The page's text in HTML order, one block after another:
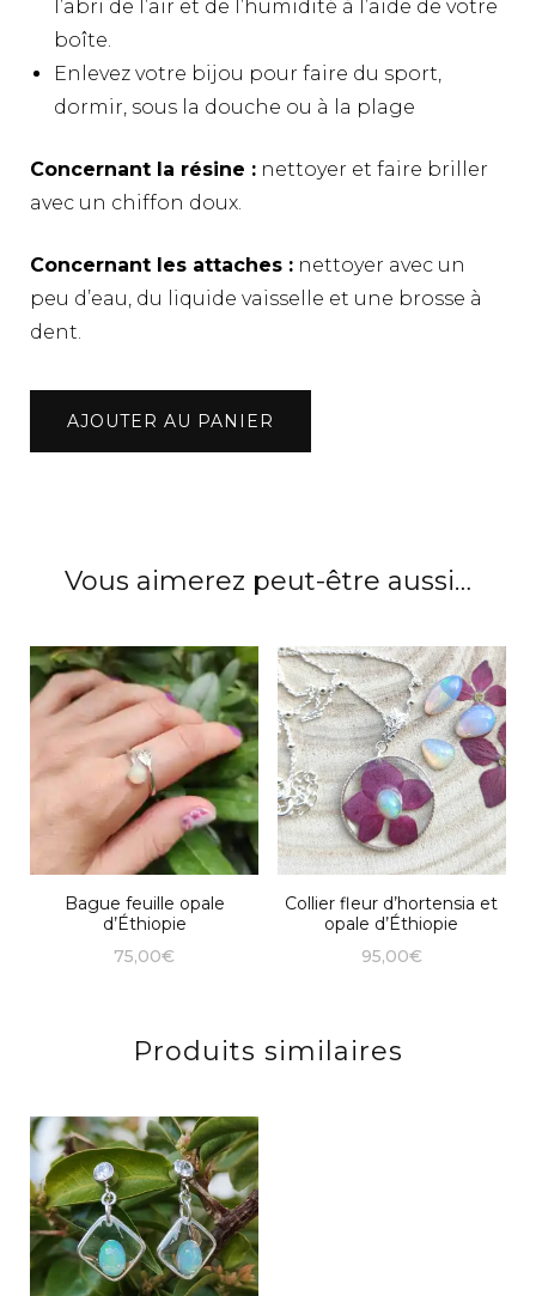
l’abri de l’air et de l’humidité à l’aide de votre
boîte.
Enlevez votre bijou pour faire du sport,
dormir, sous la douche ou à la plage
Concernant la résine : nettoyer et faire briller
avec un chiffon doux.
Concernant les attaches : nettoyer avec un
peu d’eau, du liquide vaisselle et une brosse à
dent.
quantité
d'Éthiopie
AJOUTER AU PANIER
Vous aimerez peut-être aussi…
Bague feuille opale
d’Éthiopie
75,00€
Collier fleur d’hortensia et
opale d’Éthiopie
95,00€
Produits similaires